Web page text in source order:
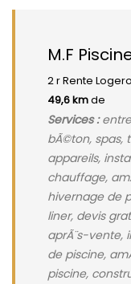
M.F
2 r Rente
49,6 kmde
Services :
bÃ©ton, spas,
appareils,
chauffage,
hivernage de
liner, devis
aprÃ¨s-vente,
de piscine,
piscine,